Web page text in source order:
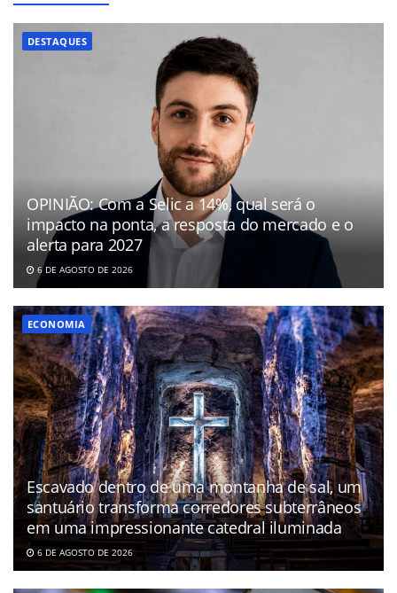
DESTAQUES
OPINIÃO: Com a Selic a 14%, qual será o
impacto na ponta, a resposta do mercado e o
alerta para 2027
6 DE AGOSTO DE 2026
ECONOMIA
Escavado dentro de uma montanha de sal, um
santuário transforma corredores subterrâneos
em uma impressionante catedral iluminada
6 DE AGOSTO DE 2026